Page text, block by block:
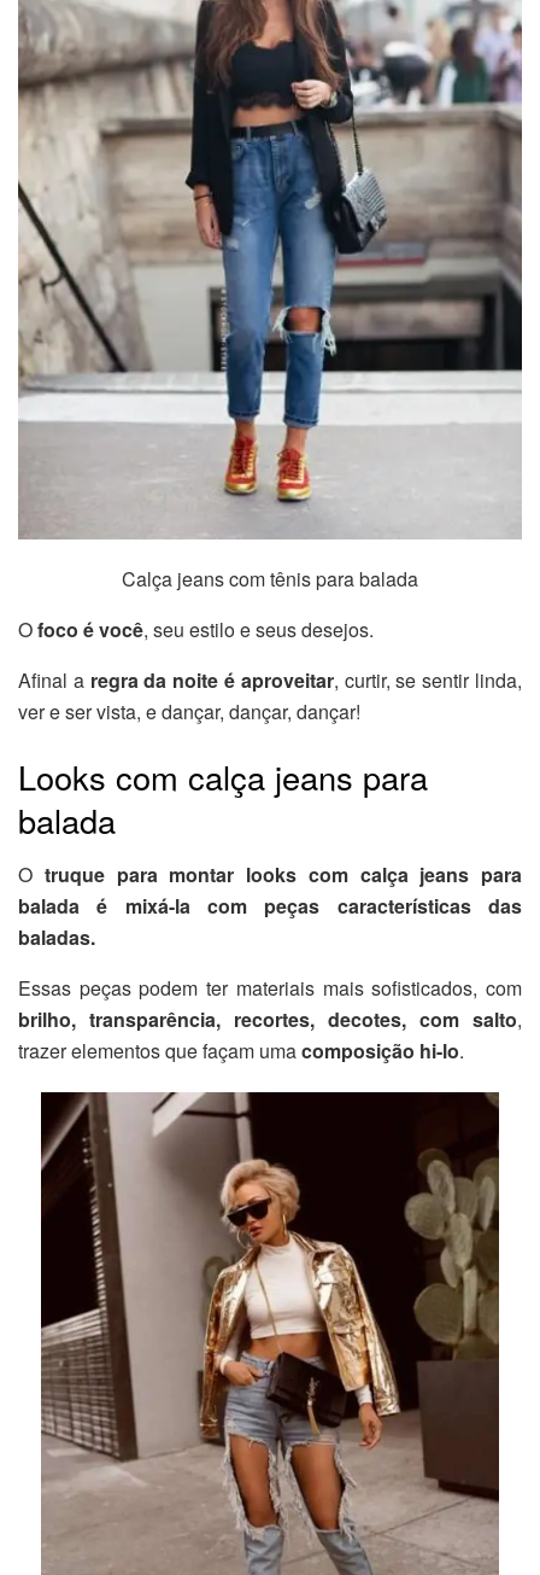
Calça jeans com tênis para balada
Ofoco é você, seu estilo e seus desejos.
Afinal a regra da noite é aproveitar, curtir, se sentir linda,
ver e ser vista, e dançar, dançar, dançar!
Looks com calça jeans para
balada
O truque para montar looks com calça jeans para
balada é mixá-la com peças características das
baladas.
Essas peças podem ter materiais mais sofisticados, com
brilho, transparência, recortes, decotes, com salto,
trazer elementos que façam umacomposição hi-lo.